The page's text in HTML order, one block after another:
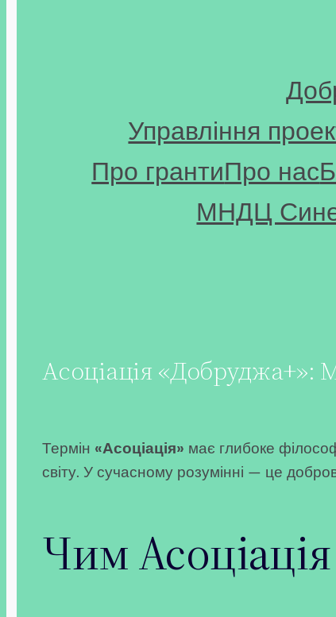
Управління
Про грантиПро нас
МНДЦ
Асоціація «Добруджа+»:
Термін «Асоціація» має глибоке
світу. У сучасному розумінні — це
Чим Асоціація